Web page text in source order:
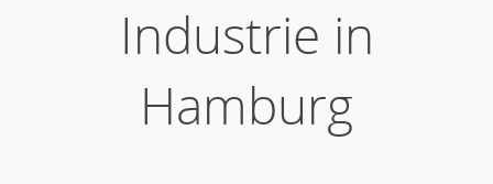
Industrie in
Hamburg